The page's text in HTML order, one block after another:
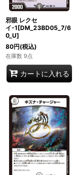
邪眼 レクセ
イ-1[DM_23BD05_7/6
0_U]
80円(税込)
在庫数 9点
カートに入れる